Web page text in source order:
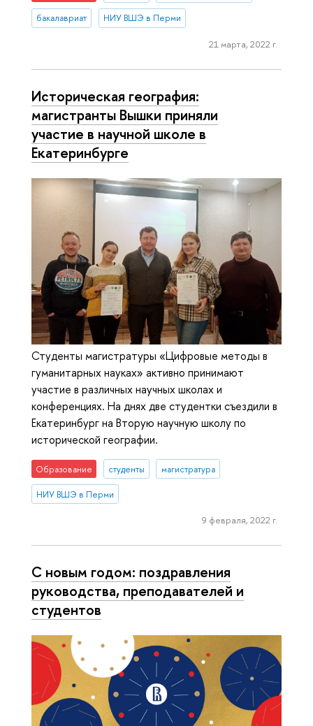
бакалавриат НИУ ВШЭ в Перми
21 марта, 2022 г.
Историческая география:
магистранты Вышки приняли
участие в научной школе в
Екатеринбурге
Студенты магистратуры «Цифровые методы в
гуманитарных науках» активно принимают
участие в различных научных школах и
конференциях. На днях две студентки съездили в
Екатеринбург на Вторую научную школу по
исторической географии.
Образование студенты магистратура
НИУ ВШЭ в Перми
9 февраля, 2022 г.
С новым годом: поздравления
руководства, преподавателей и
студентов